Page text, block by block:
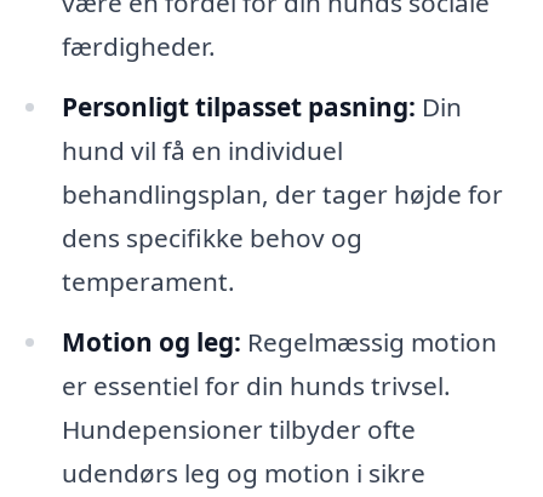
færdigheder.
Personligt tilpasset pasning: Din
hund vil få en individuel
behandlingsplan, der tager højde for
dens specifikke behov og
temperament.
Motion og leg: Regelmæssig motion
er essentiel for din hunds trivsel.
Hundepensioner tilbyder ofte
udendørs leg og motion i sikre